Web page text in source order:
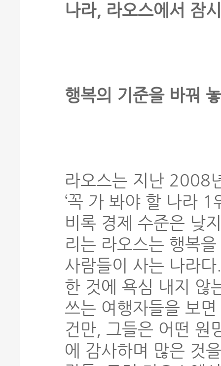
나라, 라오스에서 잠
행복의 기준을 바꿔
라오스는 지난 2008
‘꼭 가 봐야 할 나라 1
비록 경제 수준은 낮
리는 라오스는 행복
사람들이 사는 나라
한 것에 욕심 내지 않
쓰는 여행자들을 보
건만, 그들은 어떤 원
에 감사하며 많은 것